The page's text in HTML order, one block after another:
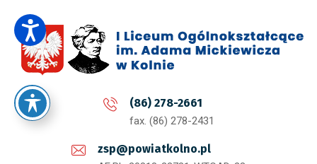
(86) 278-2661
fax. (86) 278-2431
zsp@powiatkolno.pl